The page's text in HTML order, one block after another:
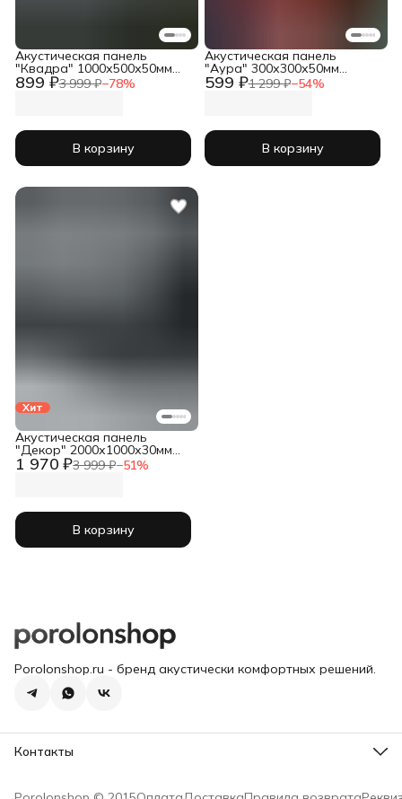
899 ₽3 999 ₽−78%
Акустическая панель
"Квадра" 1000х500х50мм
черный
В корзину
599 ₽1 299 ₽−54%
Акустическая панель
"Аура" 300х300х50мм
комплект 4шт черный
В корзину
Хит
1 970 ₽3 999 ₽−51%
Акустическая панель
"Декор" 2000х1000х30мм
черный
В корзину
Porolonshop.ru - бренд акустически комфортных решений.
Контакты